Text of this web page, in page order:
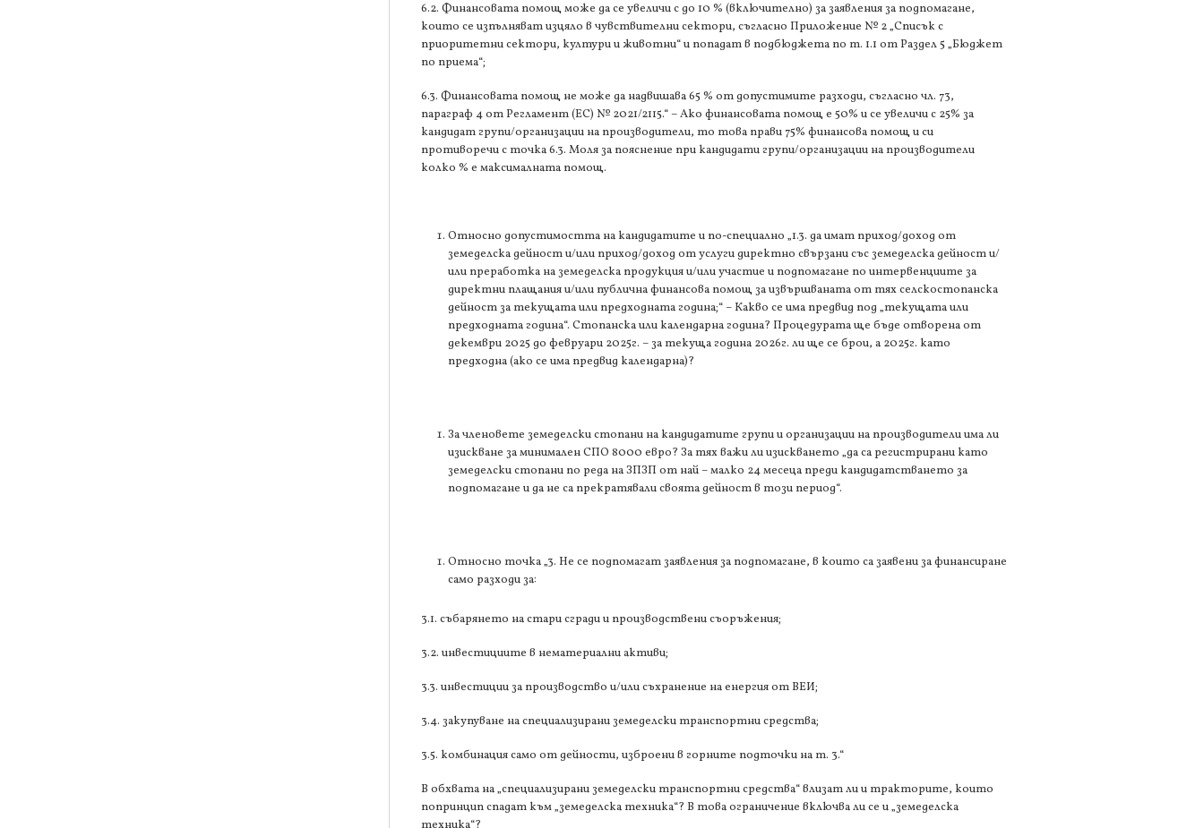
6.2. Финансовата помощ може да се увеличи с до 10 % (включително) за заявления за подпомагане,
които се изпълняват изцяло в чувствителни сектори, съгласно Приложение № 2 „Списък с
приоритетни сектори, култури и животни“ и попадат в подбюджета по т. 1.1 от Раздел 5 „Бюджет
по приема“;
6.3. Финансовата помощ не може да надвишава 65 % от допустимите разходи, съгласно чл. 73,
параграф 4 от Регламент (ЕС) № 2021/2115.“ – Ако финансовата помощ е 50% и се увеличи с 25% за
кандидат групи/организации на производители, то това прави 75% финансова помощ и си
противоречи с точка 6.3. Моля за пояснение при кандидати групи/организации на производители
колко % е максималната помощ.
Относно допустимостта на кандидатите и по-специално „1.3. да имат приход/доход от
земеделска дейност и/или приход/доход от услуги директно свързани със земеделска дейност и/
или преработка на земеделска продукция и/или участие и подпомагане по интервенциите за
директни плащания и/или публична финансова помощ за извършваната от тях селскостопанска
дейност за текущата или предходната година;“ – Какво се има предвид под „текущата или
предходната година“. Стопанска или календарна година? Процедурата ще бъде отворена от
декември 2025 до февруари 2025г. – за текуща година 2026г. ли ще се брои, а 2025г. като
предходна (ако се има предвид календарна)?
За членовете земеделски стопани на кандидатите групи и организации на производители има ли
изискване за минимален СПО 8000 евро? За тях важи ли изискването „да са регистрирани като
земеделски стопани по реда на ЗПЗП от най – малко 24 месеца преди кандидатстването за
подпомагане и да не са прекратявали своята дейност в този период“.
Относно точка „3. Не се подпомагат заявления за подпомагане, в които са заявени за финансиране
само разходи за:
3.1. събарянето на стари сгради и производствени съоръжения;
3.2. инвестициите в нематериални активи;
3.3. инвестиции за производство и/или съхранение на енергия от ВЕИ;
3.4. закупуване на специализирани земеделски транспортни средства;
3.5. комбинация само от дейности, изброени в горните подточки на т. 3.“
В обхвата на „специализирани земеделски транспортни средства“ влизат ли и тракторите, които
попринцип спадат към „земеделска техника“? В това ограничение включва ли се и „земеделска